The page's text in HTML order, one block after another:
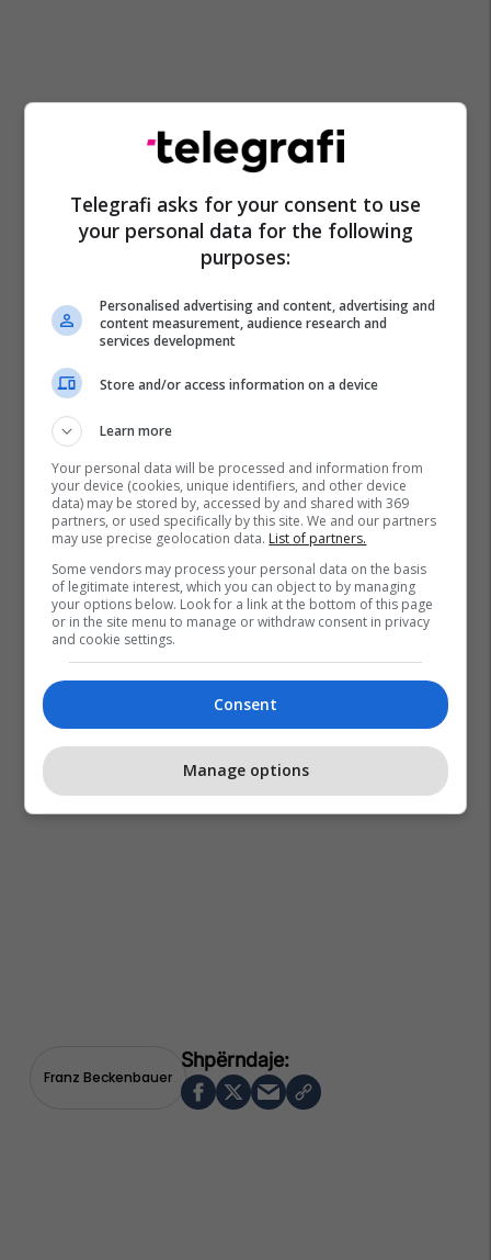
Franz Beckenbauer
Telegrafi asks for your consent to use
your personal data for the following
purposes:
Personalised advertising and content, advertising and
content measurement, audience research and
services development
Store and/or access information on a device
Learn more
Your personal data will be processed and information from
your device (cookies, unique identifiers, and other device
data) may be stored by, accessed by and shared with 369
partners, or used specifically by this site. We and our partners
may use precise geolocation data. List of partners.
Some vendors may process your personal data on the basis
of legitimate interest, which you can object to by managing
your options below. Look for a link at the bottom of this page
or in the site menu to manage or withdraw consent in privacy
and cookie settings.
Consent
Manage options